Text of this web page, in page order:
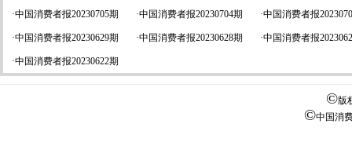
·中国消费者报20230705期 ·中国消费者报20230704期 ·中国消费者报
·中国消费者报20230629期 ·中国消费者报20230628期 ·中国消费者报
·中国消费者报20230622期
©版
©中国消